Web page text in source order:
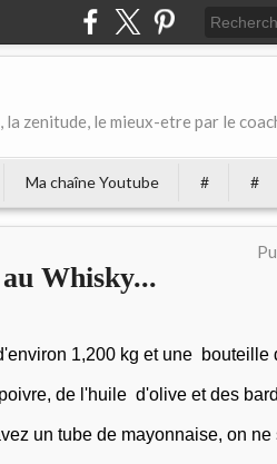
zenitude, le mieux-etre par le
Ma chaîne Youtube # #
Whisky...
1,200 kg et une bouteille
de l'huile d'olive et des
un tube de mayonnaise, on ne